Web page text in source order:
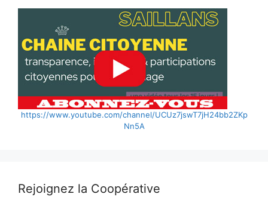
https://www.youtube.com/channel/UCUz7jswT7jH24bb2ZKp
Nn5A
Rejoignez la Coopérative